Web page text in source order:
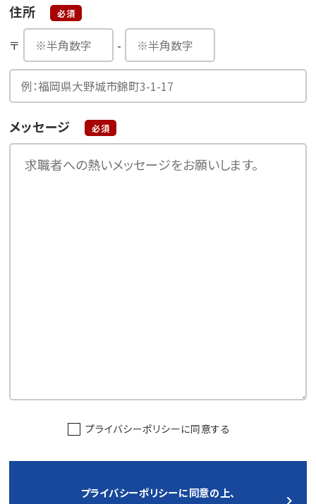
住所 必須
〒 -
メッセージ 必須
プライバシーポリシーに同意する
プライバシーポリシーに同意の上、